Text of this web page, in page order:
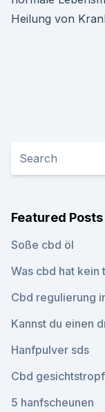
Heilung von
Featured Posts
Soße cbd öl
Was cbd hat kein
Cbd regulierung
Kannst du einen
Hanfpulver sds
Cbd
5 hanfscheunen